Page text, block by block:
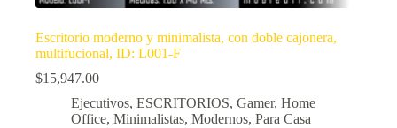
Escritorio moderno y minimalista, con doble cajonera,
multifucional, ID: L001-F
$15,947.00
Ejecutivos, ESCRITORIOS, Gamer, Home
Office, Minimalistas, Modernos, Para Casa